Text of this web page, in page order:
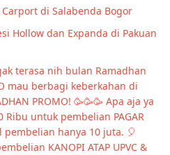
di Salabenda Bogor
Hollow dan Expanda di Pakuan
terasa nih bulan Ramadhan
mau berbagi keberkahan di
PROMO! 🥳🥳🥳 Apa aja ya
Ribu untuk pembelian PAGAR
pembelian hanya 10 juta. 🎈
KANOPI ATAP UPVC &